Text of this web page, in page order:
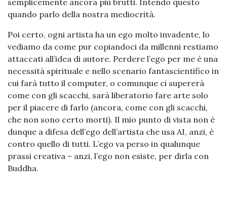
semplicemente ancora più brutti. Intendo questo
quando parlo della nostra mediocrità.
Poi certo, ogni artista ha un ego molto invadente, lo
vediamo da come pur copiandoci da millenni restiamo
attaccati all’idea di autore. Perdere l’ego per me è una
necessità spirituale e nello scenario fantascientifico in
cui farà tutto il computer, o comunque ci supererà
come con gli scacchi, sarà liberatorio fare arte solo
per il piacere di farlo (ancora, come con gli scacchi,
che non sono certo morti). Il mio punto di vista non è
dunque a difesa dell’ego dell’artista che usa AI, anzi, è
contro quello di tutti. L’ego va perso in qualunque
prassi creativa – anzi, l’ego non esiste, per dirla con
Buddha.